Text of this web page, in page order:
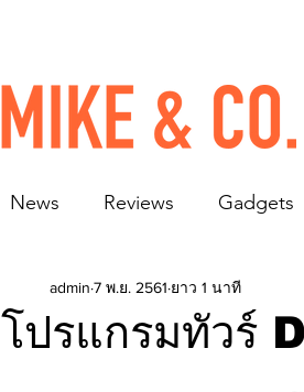
News Reviews Gadgets
โปรแกรมทัวร์
admin 7 พ.ย. 2561 ยาว 1 นาที